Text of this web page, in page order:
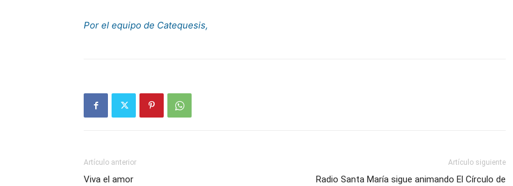
Por el equipo de Catequesis,
Artículo anterior
Viva el amor
Artículo siguiente
Radio Santa María sigue animando El Círculo de